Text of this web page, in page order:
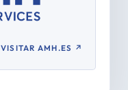
VISITAR AMH.ES ↗